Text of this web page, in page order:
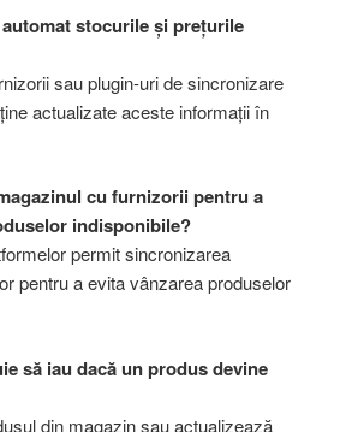
stocurile și prețurile
sau plugin-uri de sincronizare
actualizate aceste informații în
cu furnizorii pentru a
indisponibile?
permit sincronizarea
pentru a evita vânzarea produselor
să iau dacă un produs devine
din magazin sau actualizează